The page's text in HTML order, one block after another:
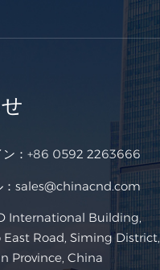
ン：+86 0592 2263666
：sales@chinacnd.com
International Building,
Road, Siming District,
Province, China